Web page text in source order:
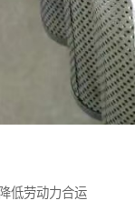
低劳动力合运